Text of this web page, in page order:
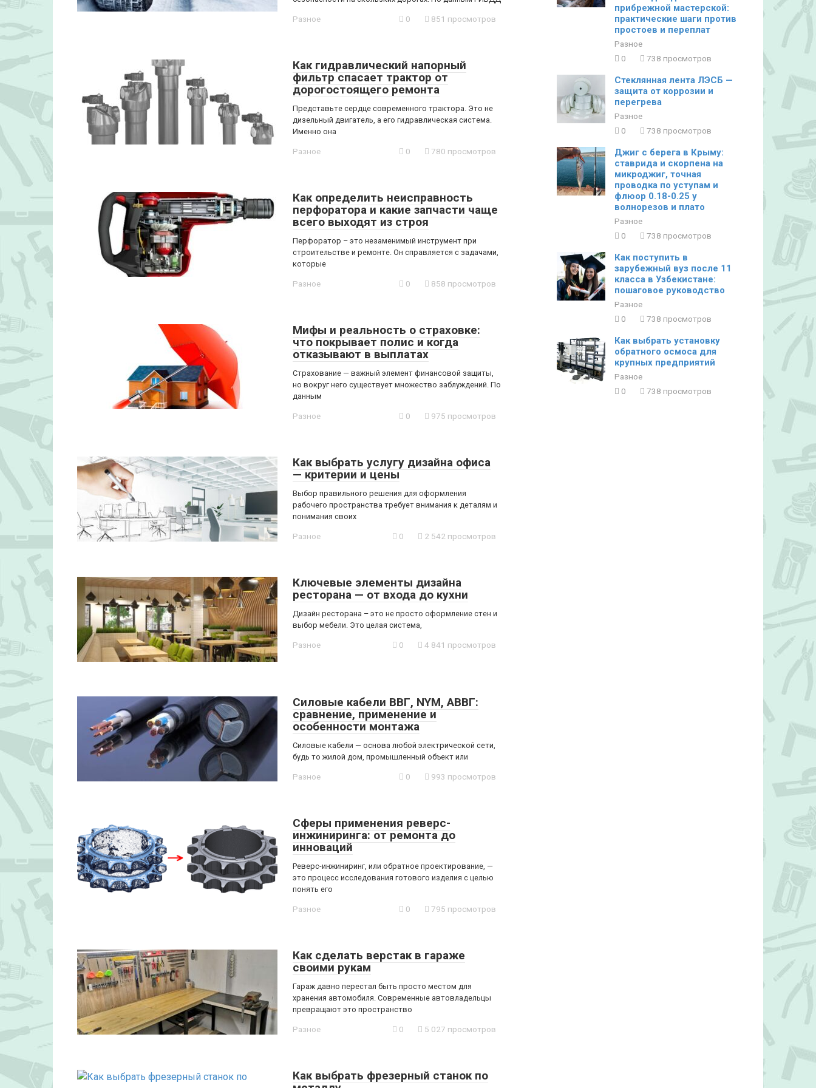
Разное 0 851 просмотров
Как гидравлический напорный
фильтр спасает трактор от
дорогостоящего ремонта
Представьте сердце современного трактора. Это не
дизельный двигатель, а его гидравлическая система.
Именно она
Разное 0 780 просмотров
Как определить неисправность
перфоратора и какие запчасти чаще
всего выходят из строя
Перфоратор – это незаменимый инструмент при
строительстве и ремонте. Он справляется с задачами,
которые
Разное 0 858 просмотров
Мифы и реальность о страховке:
что покрывает полис и когда
отказывают в выплатах
Страхование — важный элемент финансовой защиты,
но вокруг него существует множество заблуждений. По
данным
Разное 0 975 просмотров
Как выбрать услугу дизайна офиса
— критерии и цены
Выбор правильного решения для оформления
рабочего пространства требует внимания к деталям и
понимания своих
Разное 0 2 542 просмотров
Ключевые элементы дизайна
ресторана — от входа до кухни
Дизайн ресторана – это не просто оформление стен и
выбор мебели. Это целая система,
Разное 0 4 841 просмотров
Силовые кабели ВВГ, NYM, АВВГ:
сравнение, применение и
особенности монтажа
Силовые кабели — основа любой электрической сети,
будь то жилой дом, промышленный объект или
Разное 0 993 просмотров
Сферы применения реверс-
инжиниринга: от ремонта до
инноваций
Реверс-инжиниринг, или обратное проектирование, —
это процесс исследования готового изделия с целью
понять его
Разное 0 795 просмотров
Как сделать верстак в гараже
своими рукам
Гараж давно перестал быть просто местом для
хранения автомобиля. Современные автовладельцы
превращают это пространство
Разное 0 5 027 просмотров
Как выбрать фрезерный станок по
прибрежной мастерской:
практические шаги против
простоев и переплат
Разное
0
738 просмотров
Стеклянная лента ЛЭСБ —
защита от коррозии и
перегрева
Разное
0
738 просмотров
Джиг с берега в Крыму:
ставрида и скорпена на
микроджиг, точная
проводка по уступам и
флюор 0.18-0.25 у
волнорезов и плато
Разное
0
738 просмотров
Как поступить в
зарубежный вуз после 11
класса в Узбекистане:
пошаговое руководство
Разное
0
738 просмотров
Как выбрать установку
обратного осмоса для
крупных предприятий
Разное
0
738 просмотров